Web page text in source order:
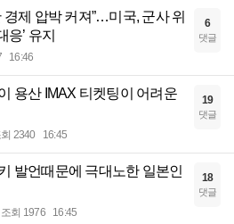
경제 압박 커져”…미국, 군사 위
응’ 유지
16:46
6
댓글
용산 IMAX 티켓팅이 어려운
2340 16:45
19
댓글
발언때문에 극대노한 일본인
조회 1976 16:45
18
댓글